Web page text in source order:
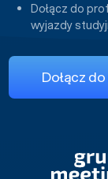
Dołącz do
wyjazdy
Dołącz